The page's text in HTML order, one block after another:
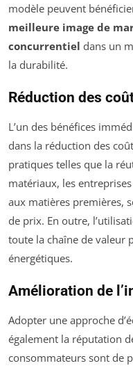
modèle peuvent
meilleure image de
concurrentiel dans un
la durabilité.
Réduction des
L’un des bénéfices
dans la réduction des
pratiques telles que la
matériaux, les
aux matières premières,
de prix. En outre,
toute la chaîne de valeur
énergétiques.
Amélioration de
Adopter une approche
également la réputation
consommateurs sont de